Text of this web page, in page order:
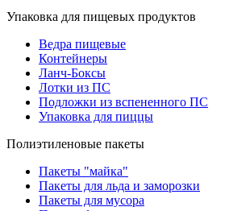
Упаковка для пищевых продуктов
Ведра пищевые
Контейнеры
Ланч-Боксы
Лотки из ПС
Подложки из вспененного ПС
Упаковка для пиццы
Полиэтиленовые пакеты
Пакеты "майка"
Пакеты для льда и заморозки
Пакеты для мусора